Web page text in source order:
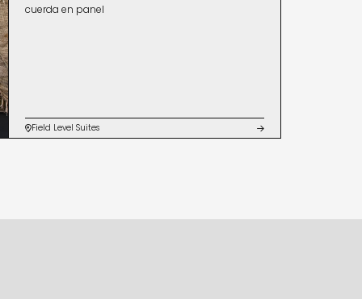
cuerda en panel
Field Level Suites 